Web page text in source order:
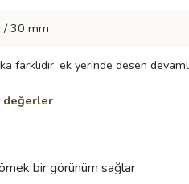
değerler
/ 30 mm
farklıdır, ek yerinde desen
bir görünüm sağlar